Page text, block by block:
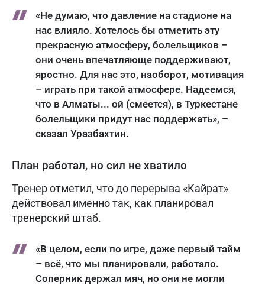
«Не думаю, что давление на стадионе на
нас влияло. Хотелось бы отметить эту
прекрасную атмосферу, болельщиков –
они очень впечатляюще поддерживают,
яростно. Для нас это, наоборот, мотивация
– играть при такой атмосфере. Надеемся,
что в Алматы... ой (смеется), в Туркестане
болельщики придут нас поддержать», –
сказал Уразбахтин.
План работал, но сил не хватило
Тренер отметил, что до перерыва «Кайрат»
действовал именно так, как планировал
тренерский штаб.
«В целом, если по игре, даже первый тайм
– всё, что мы планировали, работало.
Соперник держал мяч, но они не могли